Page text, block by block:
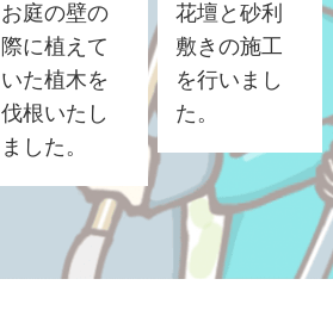
お庭の壁の
際に植えて
いた植木を
伐根いたし
ました。
花壇と砂利
敷きの施工
を行いまし
た。